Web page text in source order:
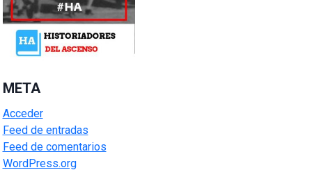
META
Acceder
Feed de entradas
Feed de comentarios
WordPress.org